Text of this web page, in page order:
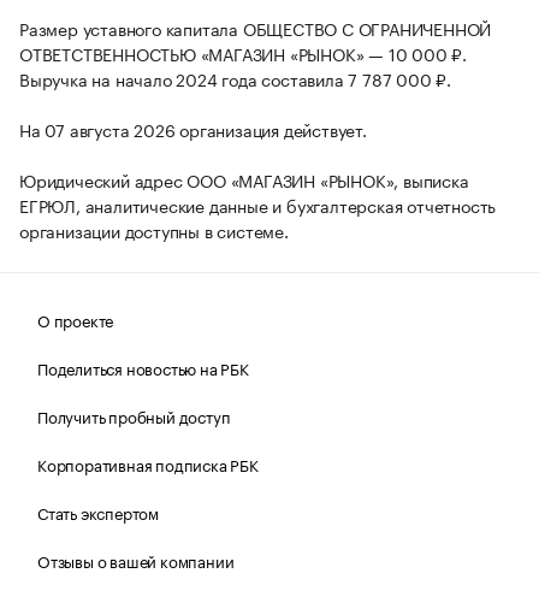
Размер уставного капитала ОБЩЕСТВО С ОГРАНИЧЕННОЙ
ОТВЕТСТВЕННОСТЬЮ «МАГАЗИН «РЫНОК» — 10 000 ₽.
Выручка на начало 2024 года составила 7 787 000 ₽.
На 07 августа 2026 организация действует.
Юридический адрес ООО «МАГАЗИН «РЫНОК», выписка
ЕГРЮЛ, аналитические данные и бухгалтерская отчетность
организации доступны в системе.
О проекте
Поделиться новостью на РБК
Получить пробный доступ
Корпоративная подписка РБК
Стать экспертом
Отзывы о вашей компании